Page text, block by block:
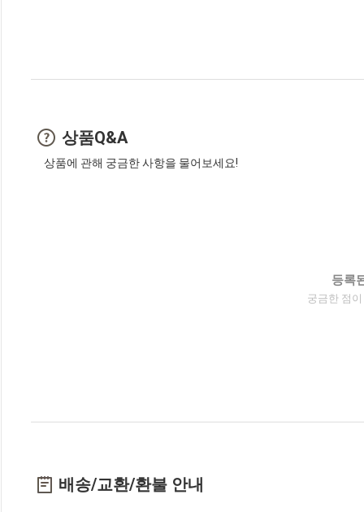
상품Q&A
상품에 관해 궁금한 사항을 물어보세요!
등록
궁금한 점
배송/교환/환불 안내